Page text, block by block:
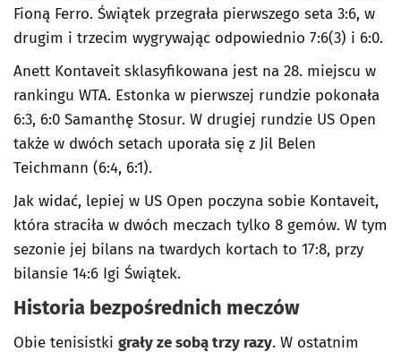
Fioną Ferro. Świątek przegrała pierwszego seta 3:6, w
drugim i trzecim wygrywając odpowiednio 7:6(3) i 6:0.
Anett Kontaveit sklasyfikowana jest na 28. miejscu w
rankingu WTA. Estonka w pierwszej rundzie pokonała
6:3, 6:0 Samanthę Stosur. W drugiej rundzie US Open
także w dwóch setach uporała się z Jil Belen
Teichmann (6:4, 6:1).
Jak widać, lepiej w US Open poczyna sobie Kontaveit,
która straciła w dwóch meczach tylko 8 gemów. W tym
sezonie jej bilans na twardych kortach to 17:8, przy
bilansie 14:6 Igi Świątek.
Historia bezpośrednich meczów
Obie tenisistki grały ze sobą trzy razy. W ostatnim